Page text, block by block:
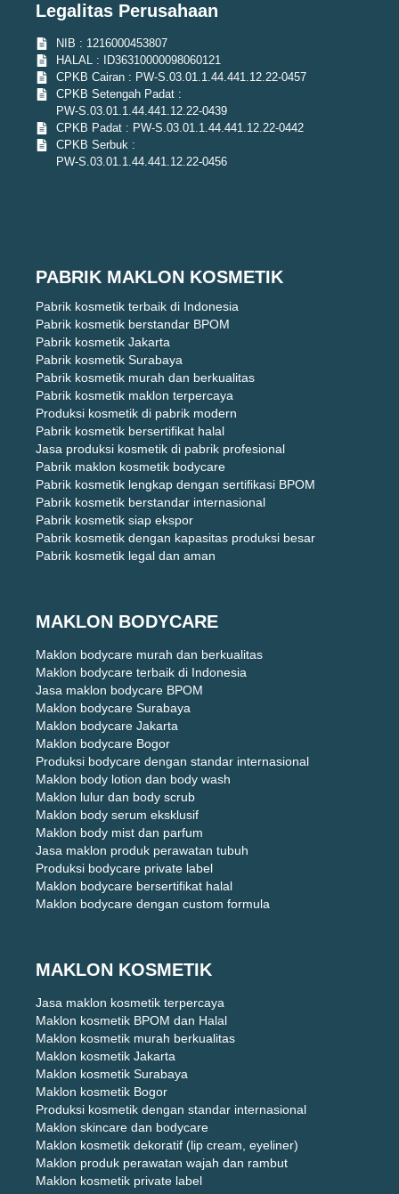
Legalitas Perusahaan
NIB : 1216000453807
HALAL : ID36310000098060121
CPKB Cairan : PW-S.03.01.1.44.441.12.22-0457
CPKB Setengah Padat :
PW-S.03.01.1.44.441.12.22-0439
CPKB Padat : PW-S.03.01.1.44.441.12.22-0442
CPKB Serbuk :
PW-S.03.01.1.44.441.12.22-0456
PABRIK MAKLON KOSMETIK
Pabrik kosmetik terbaik di Indonesia
Pabrik kosmetik berstandar BPOM
Pabrik kosmetik Jakarta
Pabrik kosmetik Surabaya
Pabrik kosmetik murah dan berkualitas
Pabrik kosmetik maklon terpercaya
Produksi kosmetik di pabrik modern
Pabrik kosmetik bersertifikat halal
Jasa produksi kosmetik di pabrik profesional
Pabrik maklon kosmetik bodycare
Pabrik kosmetik lengkap dengan sertifikasi BPOM
Pabrik kosmetik berstandar internasional
Pabrik kosmetik siap ekspor
Pabrik kosmetik dengan kapasitas produksi besar
Pabrik kosmetik legal dan aman
MAKLON BODYCARE
Maklon bodycare murah dan berkualitas
Maklon bodycare terbaik di Indonesia
Jasa maklon bodycare BPOM
Maklon bodycare Surabaya
Maklon bodycare Jakarta
Maklon bodycare Bogor
Produksi bodycare dengan standar internasional
Maklon body lotion dan body wash
Maklon lulur dan body scrub
Maklon body serum eksklusif
Maklon body mist dan parfum
Jasa maklon produk perawatan tubuh
Produksi bodycare private label
Maklon bodycare bersertifikat halal
Maklon bodycare dengan custom formula
MAKLON KOSMETIK
Jasa maklon kosmetik terpercaya
Maklon kosmetik BPOM dan Halal
Maklon kosmetik murah berkualitas
Maklon kosmetik Jakarta
Maklon kosmetik Surabaya
Maklon kosmetik Bogor
Produksi kosmetik dengan standar internasional
Maklon skincare dan bodycare
Maklon kosmetik dekoratif (lip cream, eyeliner)
Maklon produk perawatan wajah dan rambut
Maklon kosmetik private label